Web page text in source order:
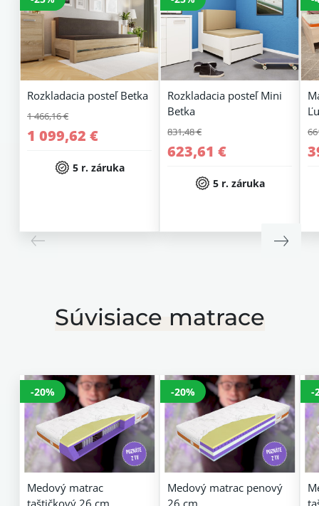
Rozkladacia posteľ Betka
1 466,16 €
1 099,62 €
5 r. záruka
Rozkladacia posteľ Mini
Betka
831,48 €
623,61 €
5 r. záruka
Súvisiace matrace
-20%
Medový matrac
-20%
Medový matrac penový
-